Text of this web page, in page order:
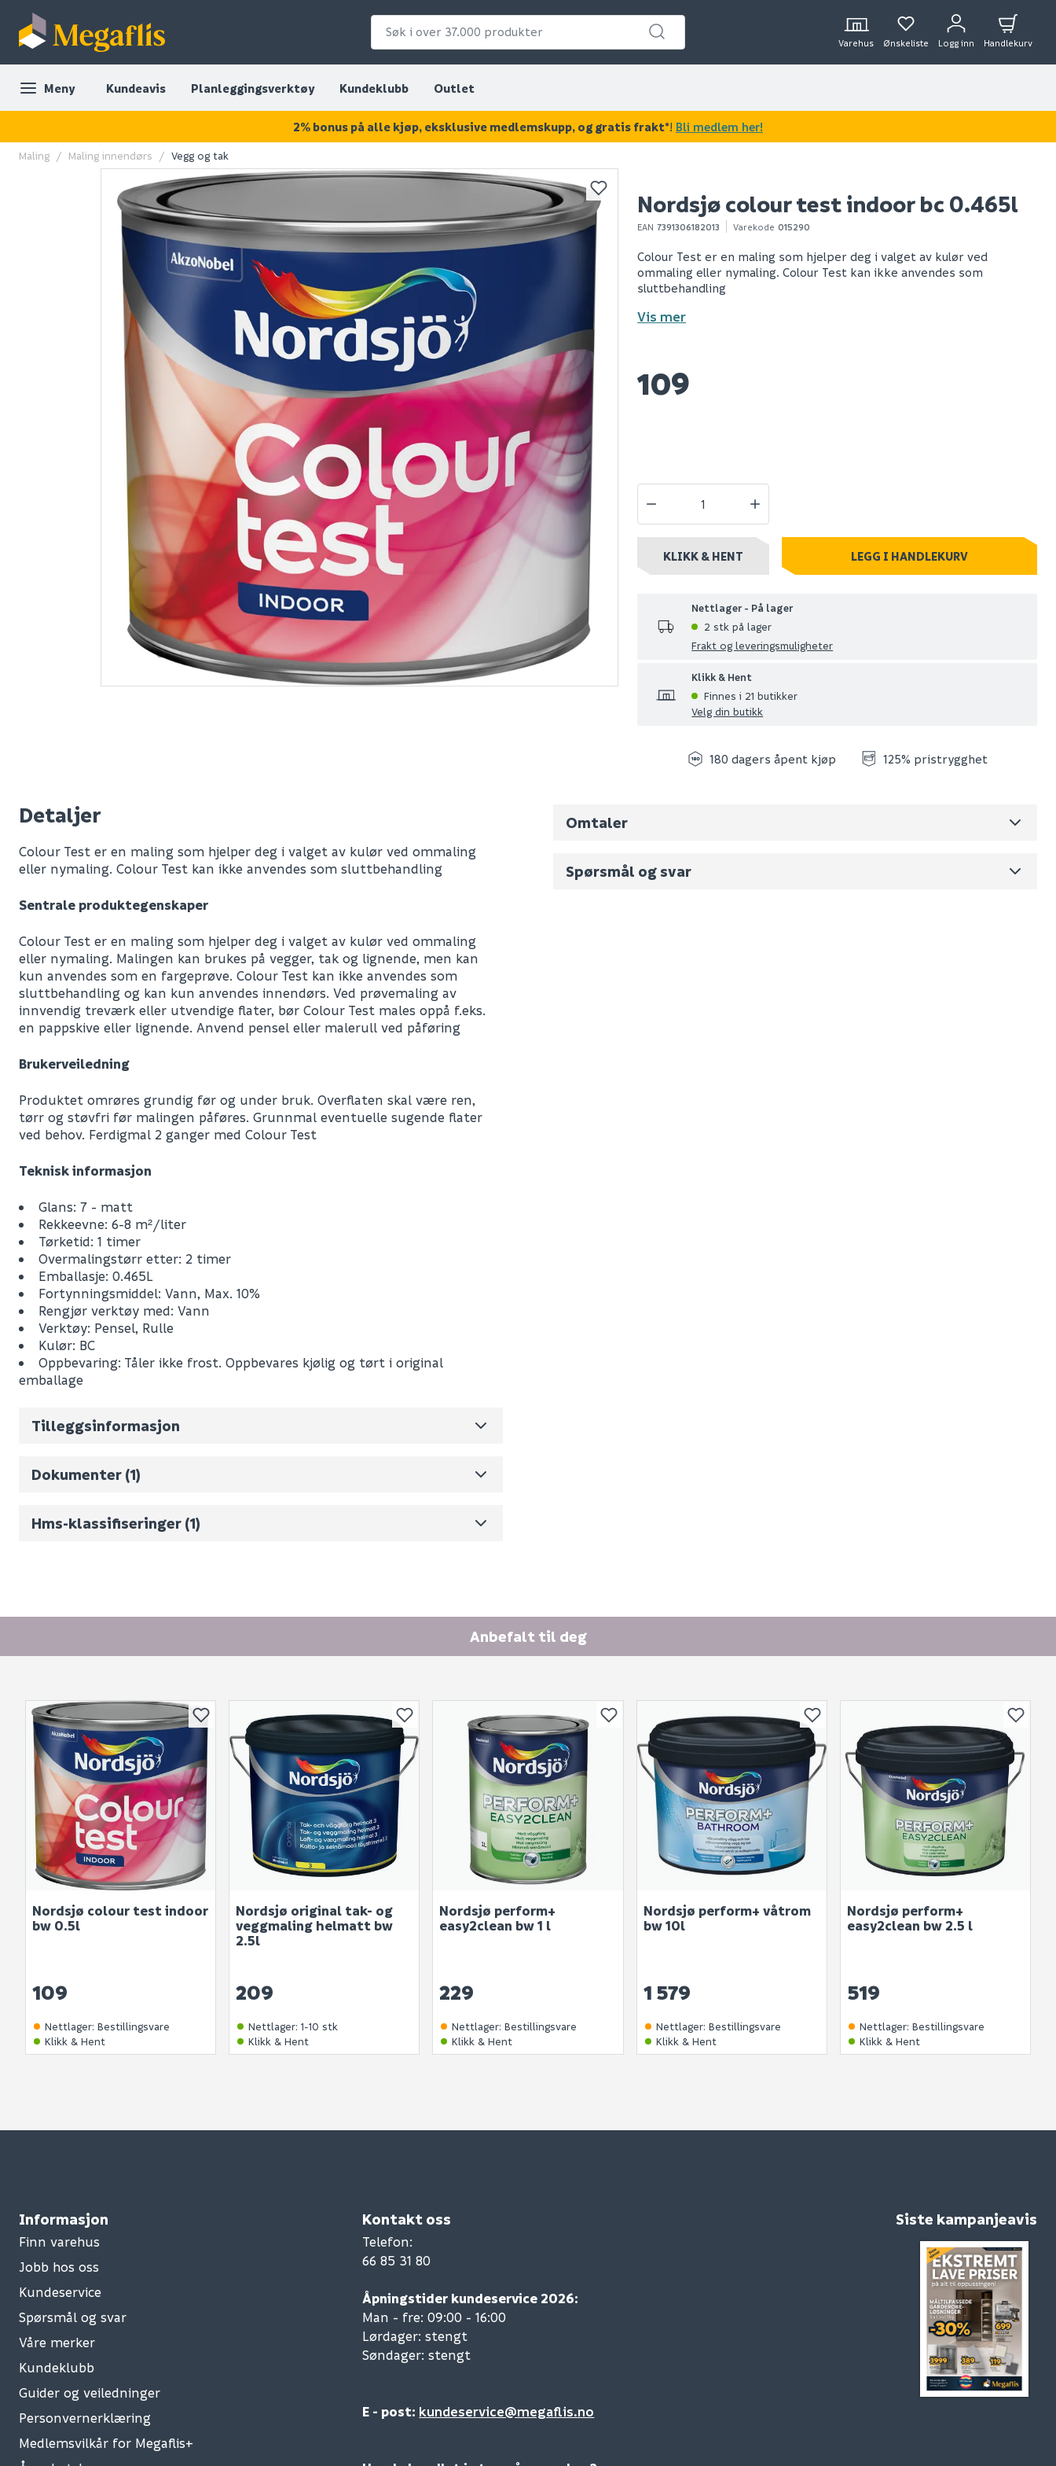
Varehus Ønskeliste Logg inn Handlekurv
Meny Kundeavis Planleggingsverktøy Kundeklubb Outlet
KAN DISSE VÆRE AV INTERESSE?
Nordsjø colour test
indoor bw 0.5l
109
Bestillingsvare
Nordsjø original tak-
og veggmaling
helmatt bw 2.5l
209
Nettlager: 1-10 stk
Klikk & Hent
Nordsjø perform+
easy2clean bw 1 l
229
Nettlager :Bestillingsvare
Klikk & Hent
Nordsjø perform+
våtrom bw 10l
Nettlager
Bestillingsvare
Maling Maling innendørs Vegg og tak
Nordsjø colour test indoor bc 0.465l
EAN 7391306182013 Varekode 015290
Colour Test er en maling som hjelper deg i valget av kulør ved
ommaling eller nymaling. Colour Test kan ikke anvendes som
sluttbehandling
Vis mer
109
KLIKK & HENT LEGG I HANDLEKURV
Nettlager - På lager
2 stk på lager
Frakt og leveringsmuligheter
Klikk & Hent
Finnes i 21 butikker
Velg din butikk
180 dagers åpent kjøp 125% pristrygghet
Detaljer
Colour Test er en maling som hjelper deg i valget av kulør ved ommaling
eller nymaling. Colour Test kan ikke anvendes som sluttbehandling
Sentrale produktegenskaper
Colour Test er en maling som hjelper deg i valget av kulør ved ommaling
eller nymaling. Malingen kan brukes på vegger, tak og lignende, men kan
kun anvendes som en fargeprøve. Colour Test kan ikke anvendes som
sluttbehandling og kan kun anvendes innendørs. Ved prøvemaling av
innvendig treværk eller utvendige flater, bør Colour Test males oppå f.eks.
en pappskive eller lignende. Anvend pensel eller malerull ved påføring
Brukerveiledning
Produktet omrøres grundig før og under bruk. Overflaten skal være ren,
tørr og støvfri før malingen påføres. Grunnmal eventuelle sugende flater
ved behov. Ferdigmal 2 ganger med Colour Test
Teknisk informasjon
Glans: 7 - matt
Rekkeevne: 6-8 m²/liter
Tørketid: 1 timer
Overmalingstørr etter: 2 timer
Emballasje: 0.465L
Fortynningsmiddel: Vann, Max. 10%
Rengjør verktøy med: Vann
Verktøy: Pensel, Rulle
Kulør: BC
Oppbevaring: Tåler ikke frost. Oppbevares kjølig og tørt i original
emballage
Tilleggsinformasjon
Leverandørens varenummer
Nobb No
Vekt pr. stk / m2 (i kg)
Volum
Antall pr. pall 690
Dokumenter (1)
Produktblad
Hms-klassifiseringer (1)
Sikkerhetsdatablad (HMS)
Omtaler
Spørsmål og svar
Anbefalt til deg
Nordsjø colour test indoor
bw 0.5l
109
Nettlager: Bestillingsvare
Klikk & Hent
Nordsjø original tak- og
veggmaling helmatt bw
2.5l
209
Nettlager:1-10 stk
Klikk & Hent
Nordsjø perform+
easy2clean bw 1 l
229
Nettlager:Bestillingsvare
Klikk & Hent
Nordsjø perform+ våtrom
bw 10l
1 579
Nettlager: Bestillingsvare
Klikk & Hent
Nordsjø perform+
easy2clean bw 2.5 l
519
Nettlager: Bestillingsvare
Klikk & Hent
Informasjon
Finn varehus
Jobb hos oss
Kundeservice
Spørsmål og svar
Våre merker
Kundeklubb
Guider og veiledninger
Personvernerklæring
Medlemsvilkår for Megaflis+
Kontakt oss
Telefon:
66 85 31 80
Åpningstider kundeservice 2026:
Man - fre: 09:00 - 16:00
Lørdager: stengt
Søndager: stengt
E - post: kundeservice@megaflis.no
Siste kampanjeavis
2% bonus på alle kjøp, eksklusive medlemskupp, og gratis frakt*! Bli medlem her!